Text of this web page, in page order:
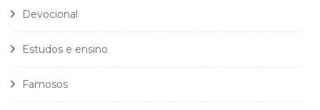
Devocional
Estudos e ensino
Famosos